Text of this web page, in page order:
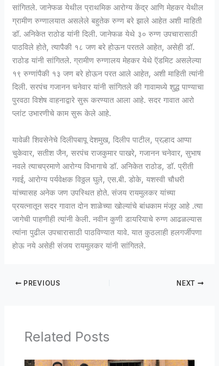
सांगितले. जानेफळ येथील प्राथमिक आरोग्य केंद्र आणि मेहकर येथील
ग्रामीण रुग्णालयात असलेले बहुतेक रुग्ण बरे झाले आहेत अशी माहिती
डॉ. अनिकेत राठोड यांनी दिली. जानेफळ येथे ३० रुग्ण उपचारासाठी
पाठविले होते, त्यापैकी १८ जण बरे होऊन परतले आहेत, असेही डॉ.
राठोड यांनी सांगितले. ग्रामीण रुग्णालय मेहकर येथे ऍडमिट असलेल्या
१९ रुग्णांपैकी १३ जण बरे होऊन परत आले आहेत, अशी माहिती त्यांनी
दिली. सरपंच गजानन चनेवार यांनी सांगितले की गावामध्ये शुद्ध पाण्याचा
पुरवठा विशेष वाहनाद्वारे सुरू करण्यात आला आहे. सदर गावात आरो
प्लांट उभारणीचे काम सुरू केले आहे.
यावेळी शिवसेनेचे दिलीपबापू देशमुख, दिलीप पाटील, प्रल्हाद आप्पा
चुकेवार, सतीश जैन, सरपंच राजकुमार पाखरे, गजानन चनेवार, सुभाष
नवले त्याचप्रमाणे आरोग्य विभागाचे डॉ. अनिकेत राठोड, डॉ. प्रीती
गवई, आरोग्य पर्यवेक्षक विठ्ठल घुले, एस.बी. डोके, यशस्वी चौधरी
यांच्यासह अनेक जण उपस्थित होते. संजय रायमुलकर यांच्या
प्रयत्नातून सदर गावात दोन शाळेच्या खोल्यांचे बांधकाम मंजूर आहे .त्या
जागेची पाहणीही त्यांनी केली. नवीन कुणी डायरियाचे रुग्ण आढळल्यास
त्यांना पुढील उपचारासाठी पाठविण्यात यावे. यात कुठलाही हलगर्जीपणा
होऊ नये असेही संजय रायमुलकर यांनी सांगितले.
PREVIOUS NEXT
Related Posts